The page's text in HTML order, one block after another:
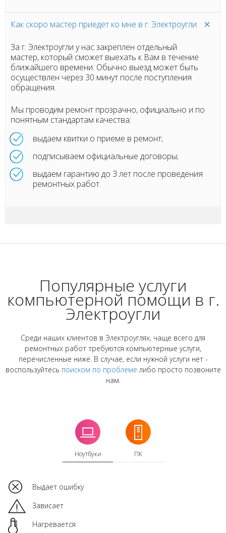
Как скоро мастер приедет ко мне в г. Электроугли
За г. Электроугли у нас закреплен отдельный
мастер, который сможет выехать к Вам в течение
ближайшего времени. Обычно выезд может быть
осуществлен через 30 минут после поступления
обращения.
Мы проводим ремонт прозрачно, официально и по
понятным стандартам качества:
выдаем квитки о приеме в ремонт;
подписываем официальные договоры;
выдаем гарантию до 3 лет после проведения
ремонтных работ.
Популярные услуги
компьютерной помощи в г.
Электроугли
Среди наших клиентов в Электроуглях, чаще всего для
ремонтных работ требуются компьютерные услуги,
перечисленные ниже. В случае, если нужной услуги нет -
воспользуйтесь поиском по проблеме либо просто позвоните
нам.
Ноутбуки ПК
Выдает ошибку
Зависает
Нагревается